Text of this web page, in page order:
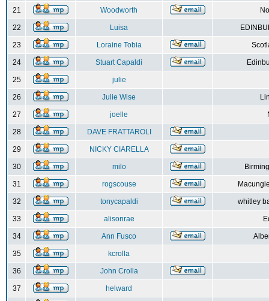
21 Woodworth
22 Luisa
23 Loraine Tobia
24 Stuart Capaldi
25 julie
26 Julie Wise
27 joelle
28 DAVE FRATTAROLI
29 NICKY CIARELLA
30 milo
31 rogscouse
32 tonycapaldi whitley
33 alisonrae
34 Ann Fusco
35 kcrolla
36 John Crolla
37 helward